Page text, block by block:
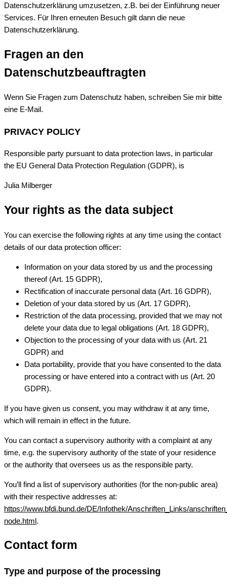
Datenschutzerklärung umzusetzen, z.B. bei der Einführung neuer
Services. Für Ihren erneuten Besuch gilt dann die neue
Datenschutzerklärung.
Fragen an den
Datenschutzbeauftragten
Wenn Sie Fragen zum Datenschutz haben, schreiben Sie mir bitte
eine E-Mail.
PRIVACY POLICY
Responsible party pursuant to data protection laws, in particular
the EU General Data Protection Regulation (GDPR), is
Julia Milberger
Your rights as the data subject
You can exercise the following rights at any time using the contact
details of our data protection officer:
Information on your data stored by us and the processing
thereof (Art. 15 GDPR),
Rectification of inaccurate personal data (Art. 16 GDPR),
Deletion of your data stored by us (Art. 17 GDPR),
Restriction of the data processing, provided that we may not
delete your data due to legal obligations (Art. 18 GDPR),
Objection to the processing of your data with us (Art. 21
GDPR) and
Data portability, provide that you have consented to the data
processing or have entered into a contract with us (Art. 20
GDPR).
If you have given us consent, you may withdraw it at any time,
which will remain in effect in the future.
You can contact a supervisory authority with a complaint at any
time, e.g. the supervisory authority of the state of your residence
or the authority that oversees us as the responsible party.
You’ll find a list of supervisory authorities (for the non-public area)
with their respective addresses at:
https://www.bfdi.bund.de/DE/Infothek/Anschriften_Links/
node.html.
Contact form
Type and purpose of the processing